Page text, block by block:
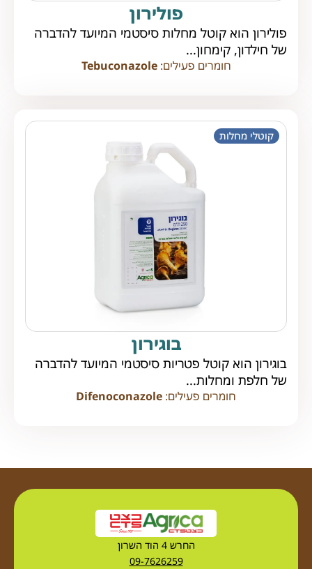
פולירון
פולירון הוא קוטל מחלות סיסטמי המיועד להדברה
של חילדון, קימחון...
חומרים פעילים:Tebuconazole
קוטלי מחלות
בוגירון
בוגירון הוא קוטל פטריות סיסטמי המיועד להדברה
של חלפת ומחלות...
חומרים פעילים: Difenoconazole
החרש 4 הוד השרון
09-7626259